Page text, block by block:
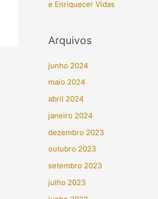
e Enriquecer Vidas
Arquivos
junho 2024
maio 2024
abril 2024
janeiro 2024
dezembro 2023
outubro 2023
setembro 2023
julho 2023